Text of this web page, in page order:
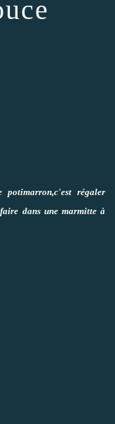
régaler
dans une marmitte à